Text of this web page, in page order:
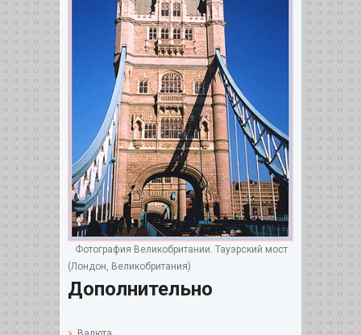
Фотография Великобритании. Тауэрский мост
(Лондон, Великобритания)
Дополнительно